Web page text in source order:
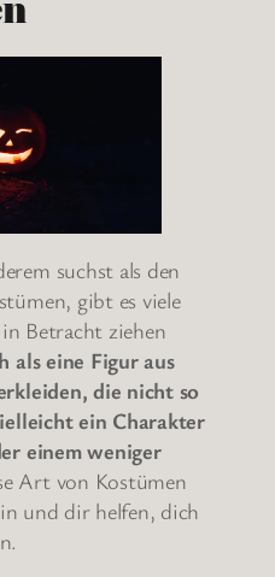
suchst als den
gibt es viele
Betracht ziehen
als eine Figur aus
die nicht so
ein Charakter
einem weniger
Art von Kostümen
und dir helfen, dich